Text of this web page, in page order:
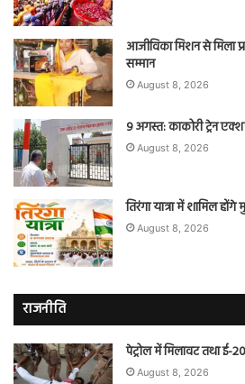
आजीविका मिशन से मिला
सम्मान
August 8, 2026
9 अगस्त: काकोरी ट्रेन
August 8, 2026
तिरंगा यात्रा में शामिल होंगे
August 8, 2026
राजनीति
पेट्रोल में मिलावट तथा ई-
August 8, 2026